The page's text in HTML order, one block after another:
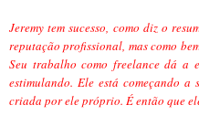
Jeremy tem sucesso, como diz o
reputação profissional, mas como
Seu trabalho como freelance dá a
estimulando. Ele está começando
criada por ele próprio. É então que